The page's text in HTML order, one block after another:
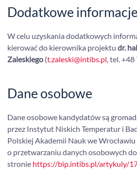
Dodatkowe informacje
W celu uzyskania dodatkowych
kierować do kierownika projektu dr.
Zaleskiego (t.zaleski@intibs.pl, tel.
Dane osobowe
Dane osobowe kandydatów są
przez Instytut Niskich Temperatur i
Polskiej Akademii Nauk we
o przetwarzaniu danych osobowych
stronie https://bip.intibs.pl/artykuly/